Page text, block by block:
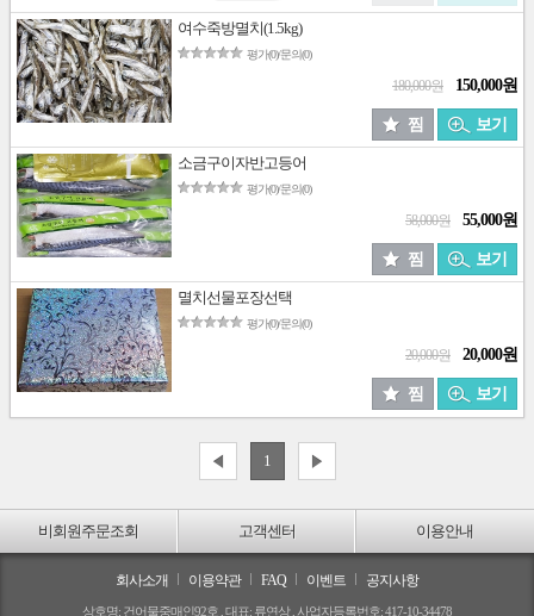
여수죽방멸치(1.5kg)
평가(0)/문의(0)
180,000원 150,000원
보기
찜
소금구이자반고등어
평가(0)/문의(0)
58,000원 55,000원
보기
찜
멸치선물포장선택
평가(0)/문의(0)
20,000원 20,000원
보기
찜
1
비회원주문조회 고객센터 이용안내
회사소개 이용약관 FAQ 이벤트 공지사항
상호명: 건어물중매인92호 , 대표: 류연상 , 사업자등록번호: 417-10-34478